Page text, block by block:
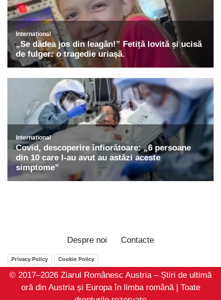
Despre noi Contacte
Privacy Policy Cookie Policy
© 2017–2026 Ziarul Românesc Austria – Știri de ultimă
oră din Austria și Europa în limba română | Toate